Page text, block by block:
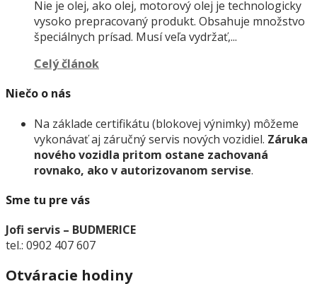
Nie je olej, ako olej, motorový olej je technologicky
vysoko prepracovaný produkt. Obsahuje množstvo
špeciálnych prísad. Musí veľa vydržať,...
Celý článok
Niečo o nás
Na základe certifikátu (blokovej výnimky) môžeme
vykonávať aj záručný servis nových vozidiel. Záruka
nového vozidla pritom ostane zachovaná
rovnako, ako v autorizovanom servise.
Sme tu pre vás
Jofi servis – BUDMERICE
tel.: 0902 407 607
Otváracie hodiny